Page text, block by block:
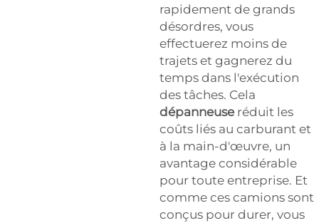
rapidement de grands
désordres, vous
effectuerez moins de
trajets et gagnerez du
temps dans l'exécution
des tâches. Cela
dépanneuse réduit les
coûts liés au carburant et
à la main-d'œuvre, un
avantage considérable
pour toute entreprise. Et
comme ces camions sont
conçus pour durer, vous